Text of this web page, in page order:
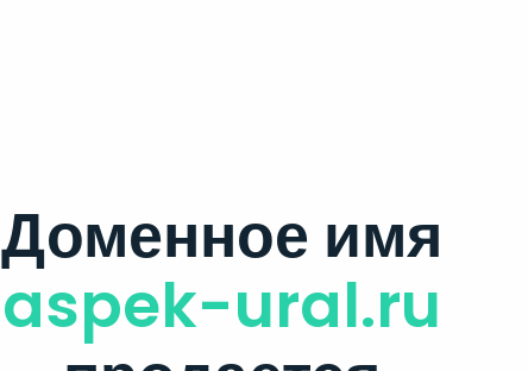
Доменное имя
aspek-ural.ru